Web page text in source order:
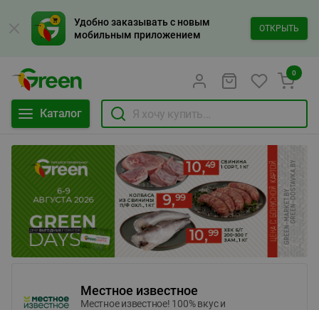
Удобно заказывать с новым
мобильным приложением
ОТКРЫТЬ
Каталог
0
Местное известное
Местное известное! 100% вкус и